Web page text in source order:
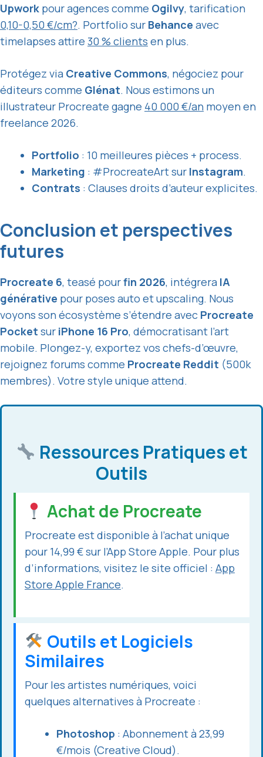
Upwork pour agences comme Ogilvy, tarification
0,10-0,50 €/cm?. Portfolio sur Behance avec
timelapses attire 30 % clients en plus.
Protégez via Creative Commons, négociez pour
éditeurs comme Glénat. Nous estimons un
illustrateur Procreate gagne 40 000 €/an moyen en
freelance 2026.
Portfolio : 10 meilleures pièces + process.
Marketing : #ProcreateArt sur Instagram.
Contrats : Clauses droits d’auteur explicites.
Conclusion et perspectives
futures
Procreate 6, teasé pourfin 2026, intégrera IA
générative pour poses auto et upscaling. Nous
voyons son écosystème s’étendre avec Procreate
Pocket sur iPhone 16 Pro, démocratisant l’art
mobile. Plongez-y, exportez vos chefs-d’œuvre,
rejoignez forums comme Procreate Reddit (500k
membres). Votre style unique attend.
Ressources Pratiques et
Outils
Achat de Procreate
Procreate est disponible à l’achat unique
pour 14,99 € sur l’App Store Apple. Pour plus
d’informations, visitez le site officiel : App
Store Apple France.
Outils et Logiciels
Similaires
Pour les artistes numériques, voici
quelques alternatives à Procreate :
Photoshop : Abonnement à 23,99
€/mois (Creative Cloud).